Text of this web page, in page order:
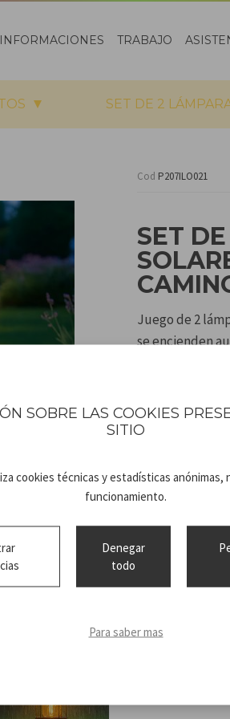
INFORMACIONES TRABAJO
SET DE 2
Cod P207ILO021
SET
Juego de 2
se encienden
La estaca
parterres o a lo
Ofrece hasta 6
Apto para uso
SOBRE LAS COOKIES
SITIO
cookies técnicas y estadísticas anónimas,
funcionamiento.
Denegar
todo
Para saber mas